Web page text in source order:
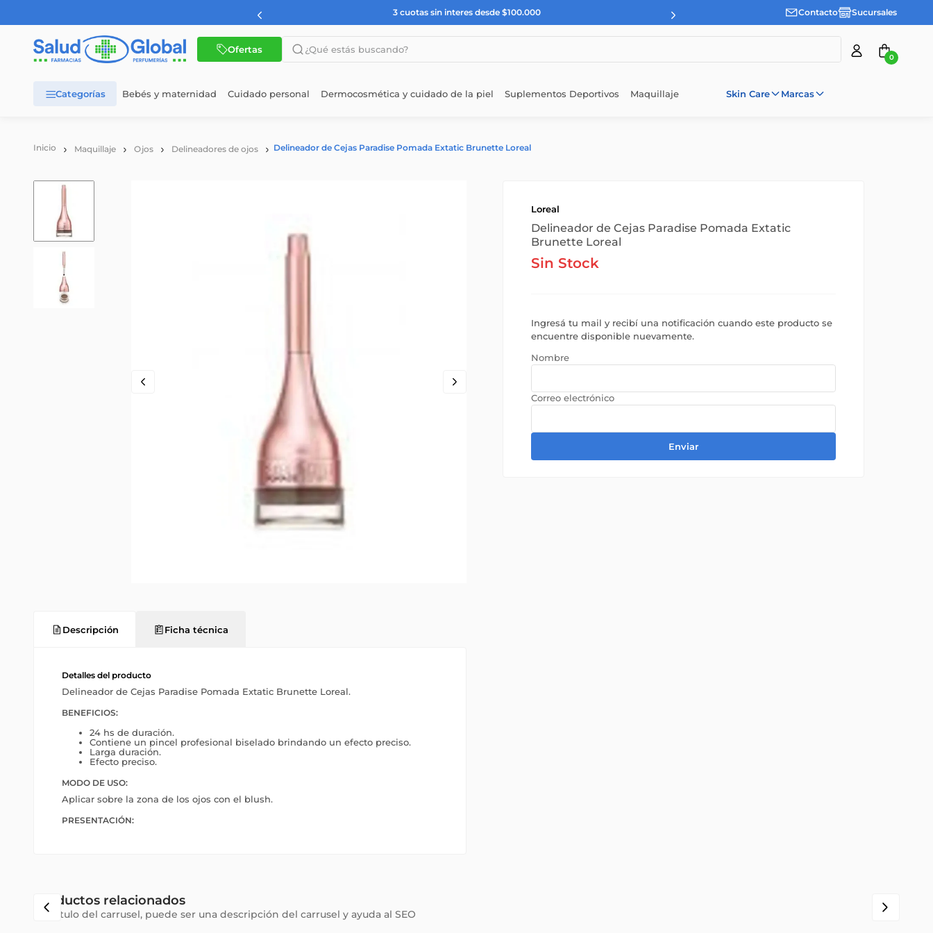
3 cuotas sin interes desde $100.000 Contacto Sucursales
Ofertas
¿Qué estás buscando?
3.
4.
5. nutrilon 2
6
0
Bebés y maternidad Cuidado personal Dermocosmética y cuidado de la piel Suplementos Deportivos Maquillaje Skin Care Marcas
Maquillaje Ojos Delineadores de ojos Delineador de Cejas Paradise Pomada Extatic Brunette Loreal
Descripción Ficha técnica
Detalles del producto
Delineador de Cejas Paradise Pomada Extatic Brunette Loreal.
BENEFICIOS:
24 hs de duración.
Contiene un pincel profesional biselado brindando un efecto preciso.
Larga duración.
Efecto preciso.
MODO DE USO:
Aplicar sobre la zona de los ojos con el blush.
PRESENTACIÓN:
Loreal
Delineador de Cejas Paradise Pomada Extatic
Brunette Loreal
Sin Stock
Ingresá tu mail y recibí una notificación cuando este producto se
encuentre disponible nuevamente.
Enviar
Productos relacionados
Subtítulo del carrusel, puede ser una descripción del carrusel y ayuda al SEO